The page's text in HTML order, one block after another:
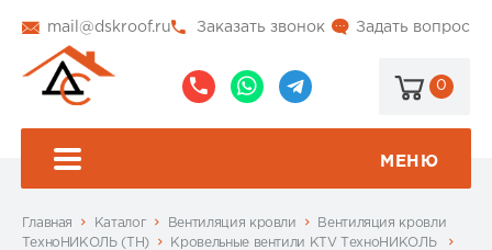
mail@dskroof.ru Задать вопрос
Заказать звонок
0
МЕНЮ
Главная Каталог Вентиляция кровли
Вентиляция кровли
ТехноНИКОЛЬ (ТН)
Кровельные вентили KTV ТехноНИКОЛЬ